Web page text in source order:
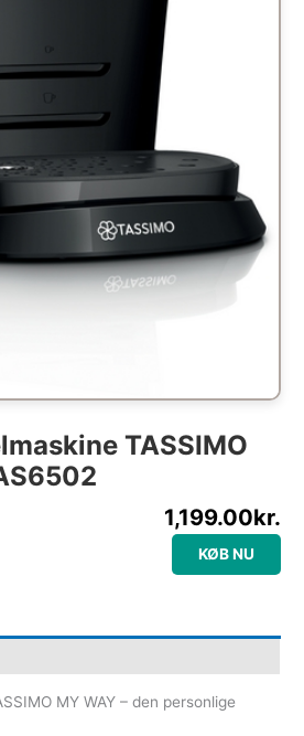
TASSIMO
1,199.00kr.
KØB NU
MY WAY – den personlige